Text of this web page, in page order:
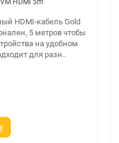
HDMI 5m
HDMI-кабель Gold
5 метров чтобы
на удобном
для разн..